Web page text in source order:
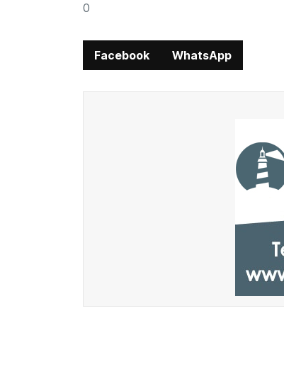
0
Facebook WhatsApp